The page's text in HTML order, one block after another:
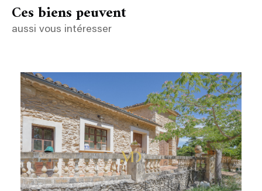
Ces biens peuvent
aussi vous intéresser